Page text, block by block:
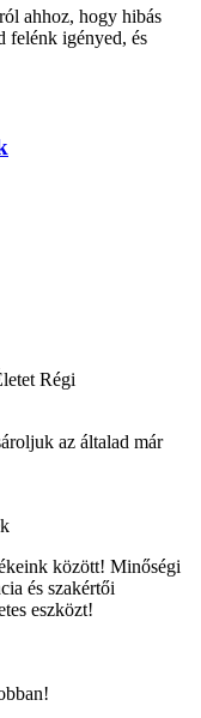
ahhoz, hogy hibás
felénk igényed, és
Régi
az általad már
között! Minőségi
és szakértői
eszközt!